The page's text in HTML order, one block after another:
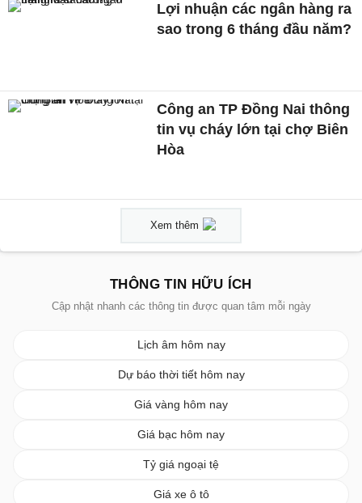
Lợi nhuận các ngân hàng ra
sao trong 6 tháng đầu năm?
Công an TP Đồng Nai thông
tin vụ cháy lớn tại chợ Biên
Hòa
Xem thêm
THÔNG TIN HỮU ÍCH
Cập nhật nhanh các thông tin được quan tâm mỗi ngày
Lịch âm hôm nay
Dự báo thời tiết hôm nay
Giá vàng hôm nay
Giá bạc hôm nay
Tỷ giá ngoại tệ
Giá xe ô tô